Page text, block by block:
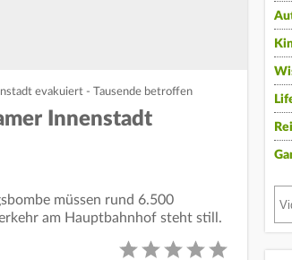
evakuiert - Tausende betroffen
Innenstadt
müssen rund 6.500
am Hauptbahnhof steht still.